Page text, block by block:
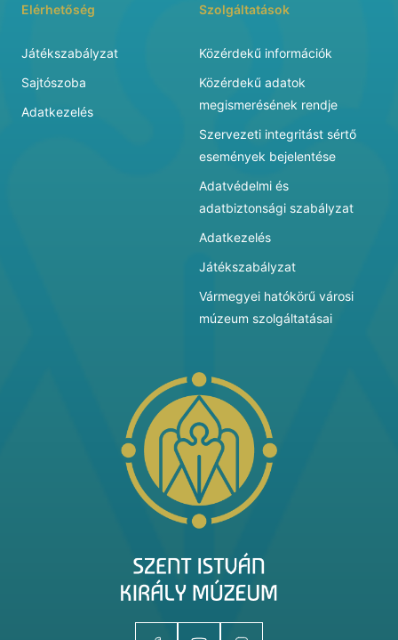
Elérhetőség
Játékszabályzat
Sajtószoba
Adatkezelés
Szolgáltatások
Közérdekű információk
Közérdekű adatok
megismerésének rendje
Szervezeti integritást sértő
események bejelentése
Adatvédelmi és
adatbiztonsági szabályzat
Adatkezelés
Játékszabályzat
Vármegyei hatókörű városi
múzeum szolgáltatásai